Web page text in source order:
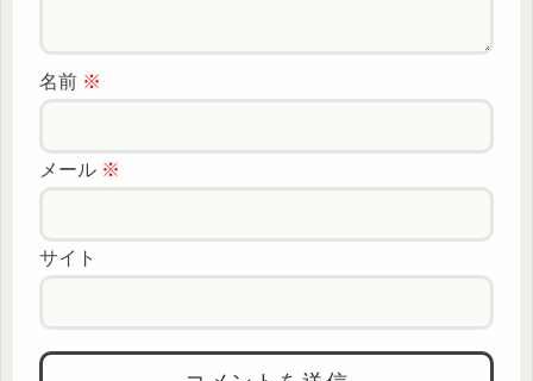
名前 ※
メール ※
サイト